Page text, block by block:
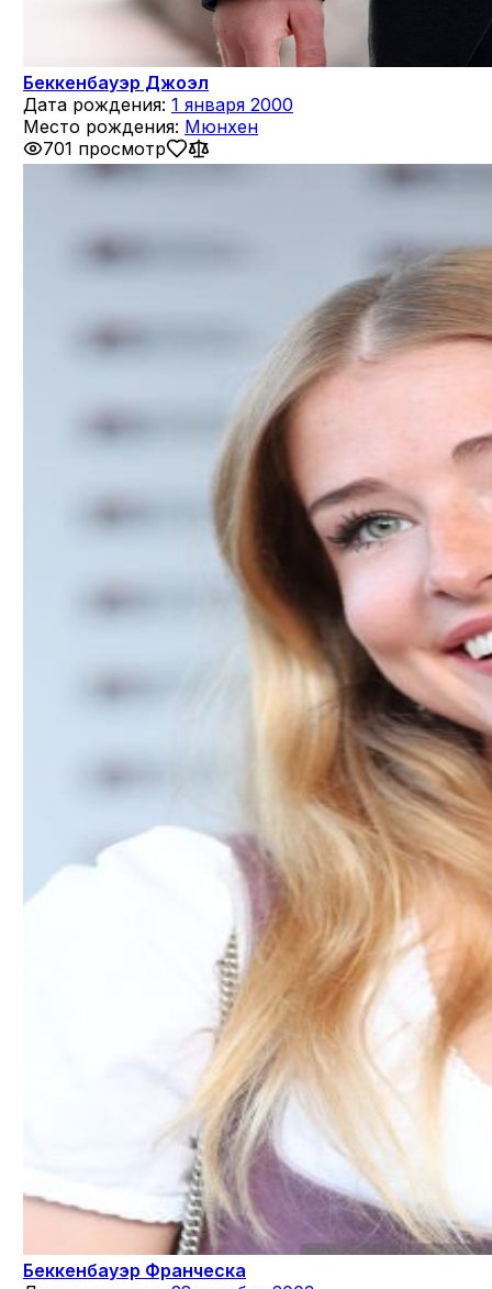
Беккенбауэр Джоэл
Дата рождения: 1 января 2000
Место рождения: Мюнхен
701 просмотр
Беккенбауэр Франческа